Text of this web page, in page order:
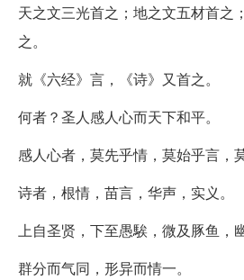
天之文三光首之；地之文五材首之
之。
就《六经》言，《诗》又首之。
何者？圣人感人心而天下和平。
感人心者，莫先乎情，莫始乎言，
诗者，根情，苗言，华声，实义。
上自圣贤，下至愚騃，微及豚鱼，
群分而气同，形异而情一。